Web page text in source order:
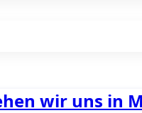
wir uns in